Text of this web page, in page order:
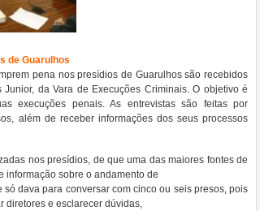
de Guarulhos
pena nos presídios de Guarulhos são recebidos
da Vara de Execuções Criminais. O objetivo é
execuções penais. As entrevistas são feitas por
além de receber informações dos seus processos
nos presídios, de que uma das maiores fontes de
informação sobre o andamento de
dava para conversar com cinco ou seis presos, pois
diretores e esclarecer dúvidas,